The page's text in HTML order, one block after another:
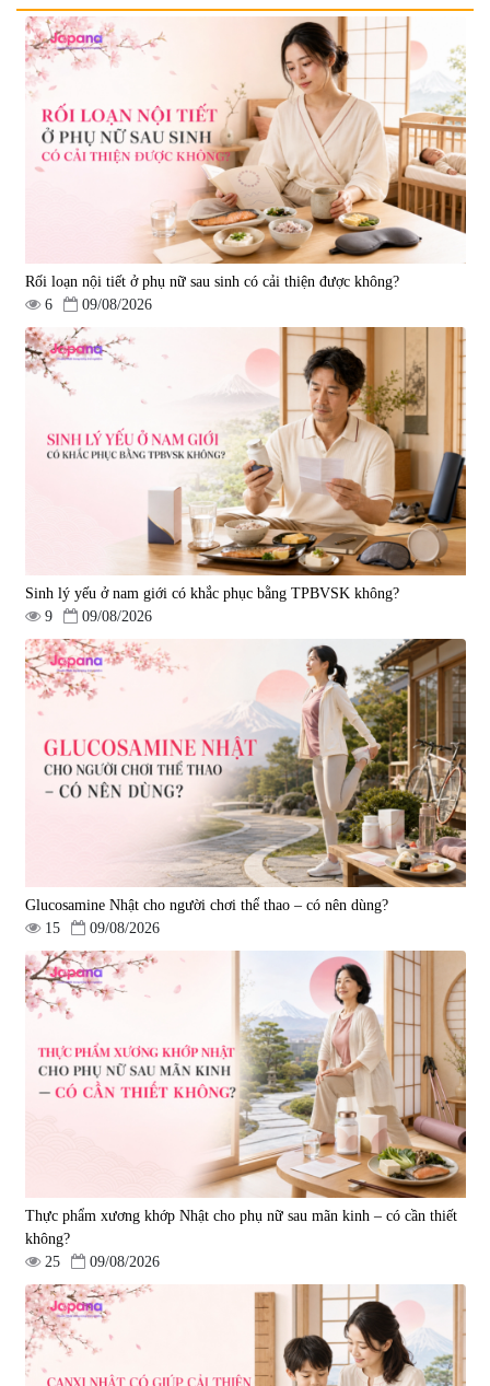
Viên uống hỗ trợ Gout Ribeto
Shoji The Goutto 150 viên
73.520
1.500.000 đ
Viên uống hỗ trợ xương khớp
Kendai Glucosamine Hộp 180
viên
|9.280
690.000 đ
Viên uống hỗ trợ xương khớp
Super Glucosamine DX Hokoen
980.000 đ
Viên uống hỗ trợ xương khớp
Yoro Factory Kyoto Has 50EX
Plus 30 viên
|0
2.380.000 đ
Rối loạn nội tiết ở phụ nữ sau sinh có cải thiện được không?
6
09/08/2026
Sinh lý yếu ở nam giới có khắc phục bằng TPBVSK không?
9
09/08/2026
Glucosamine Nhật cho người chơi thể thao – có nên dùng?
15
09/08/2026
Thực phẩm xương khớp Nhật cho phụ nữ sau mãn kinh – có cần thiết
không?
25
09/08/2026